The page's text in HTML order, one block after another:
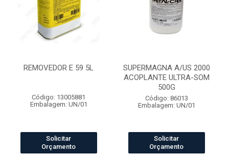
REMOVEDOR E 59 5L
Código: 13005881
Embalagem: UN/01
Solicitar
Orçamento
SUPERMAGNA A/US 2000
ACOPLANTE ULTRA-SOM
500G
Código: 86013
Embalagem: UN/01
Solicitar
Orçamento